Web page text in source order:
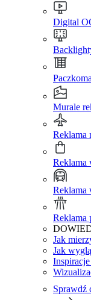
Digital
Murale
Reklama
Reklama
Reklama
Reklama
Jak
Jak
Sprawdź